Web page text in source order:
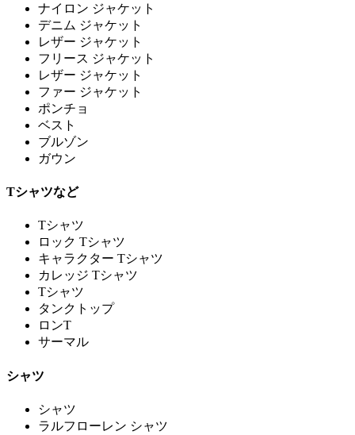
ナイロン ジャケット
デニム ジャケット
レザー ジャケット
フリース ジャケット
レザー ジャケット
ファー ジャケット
ポンチョ
ベスト
ブルゾン
ガウン
Tシャツなど
Tシャツ
ロック Tシャツ
キャラクター Tシャツ
カレッジ Tシャツ
Tシャツ
タンクトップ
ロンT
サーマル
シャツ
シャツ
ラルフローレン シャツ